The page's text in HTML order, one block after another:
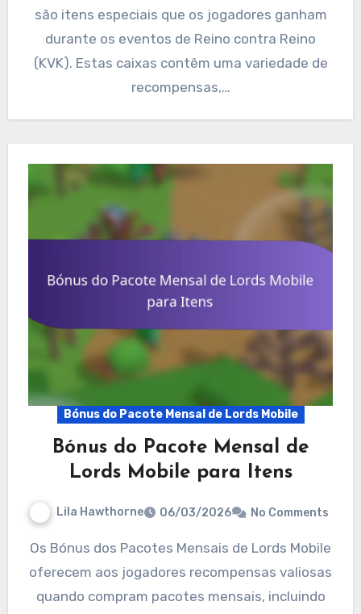
são itens especiais que os jogadores ganham
durante os eventos de Reino contra Reino
(KVK). Estas caixas contêm uma variedade de
recompensas,…
Bónus do Pacote Mensal de Lords Mobile
Bónus do Pacote Mensal de
Lords Mobile para Itens
Lila Hawthorne 06/03/2026 No Comments
Os Bónus dos Pacotes Mensais de Lords Mobile
oferecem aos jogadores recompensas valiosas
quando compram pacotes mensais, incluindo